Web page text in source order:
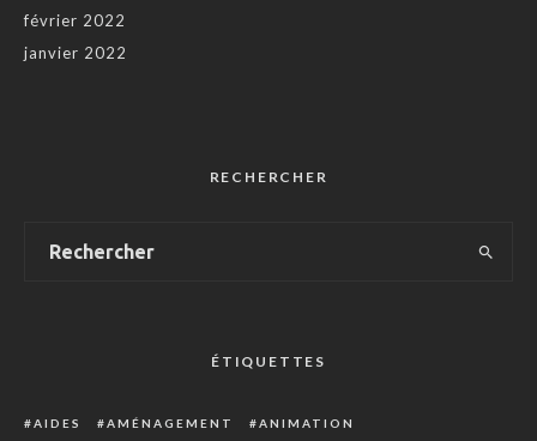
février 2022
janvier 2022
RECHERCHER
ÉTIQUETTES
AIDES AMÉNAGEMENT
ANIMATION